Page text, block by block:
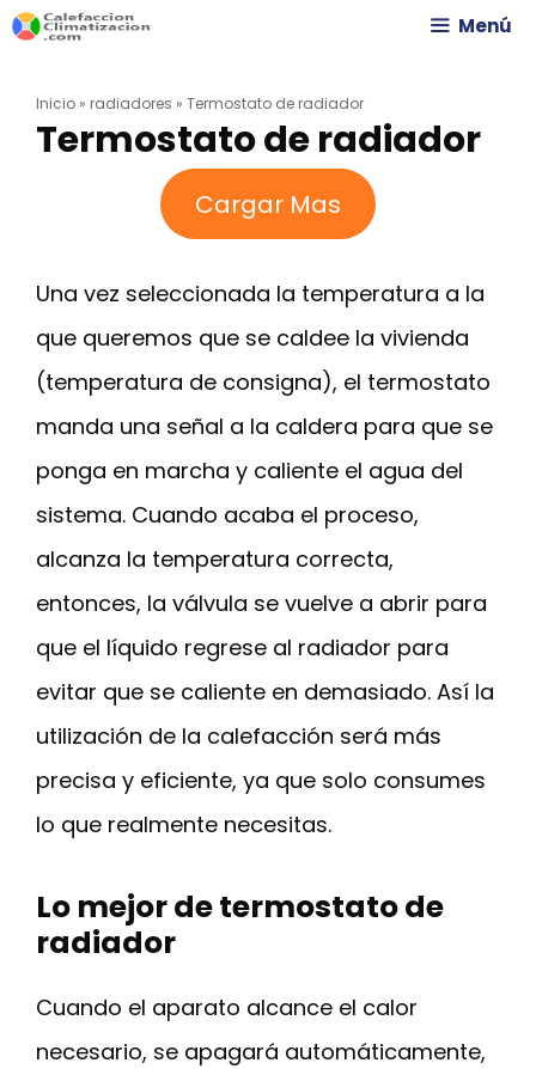
Saltar
contenido
Menú
Inicio » radiadores » Termostato de radiador
Termostato de radiador
Cargar Mas
Una vez seleccionada la temperatura a la
que queremos que se caldee la vivienda
(temperatura de consigna), el termostato
manda una señal a la caldera para que se
ponga en marcha y caliente el agua del
sistema. Cuando acaba el proceso,
alcanza la temperatura correcta,
entonces, la válvula se vuelve a abrir para
que el líquido regrese al radiador para
evitar que se caliente en demasiado. Así la
utilización de la calefacción será más
precisa y eficiente, ya que solo consumes
lo que realmente necesitas.
Lo mejor de termostato de
radiador
Cuando el aparato alcance el calor
necesario, se apagará automáticamente,